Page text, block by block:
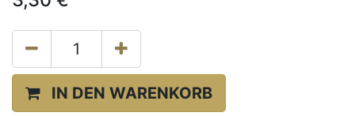
IN DEN WARENKORB